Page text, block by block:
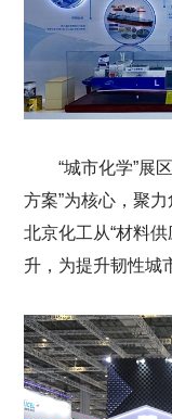
“城市化学”展
方案”为核心，聚
北京化工从“材料
升，为提升韧性城